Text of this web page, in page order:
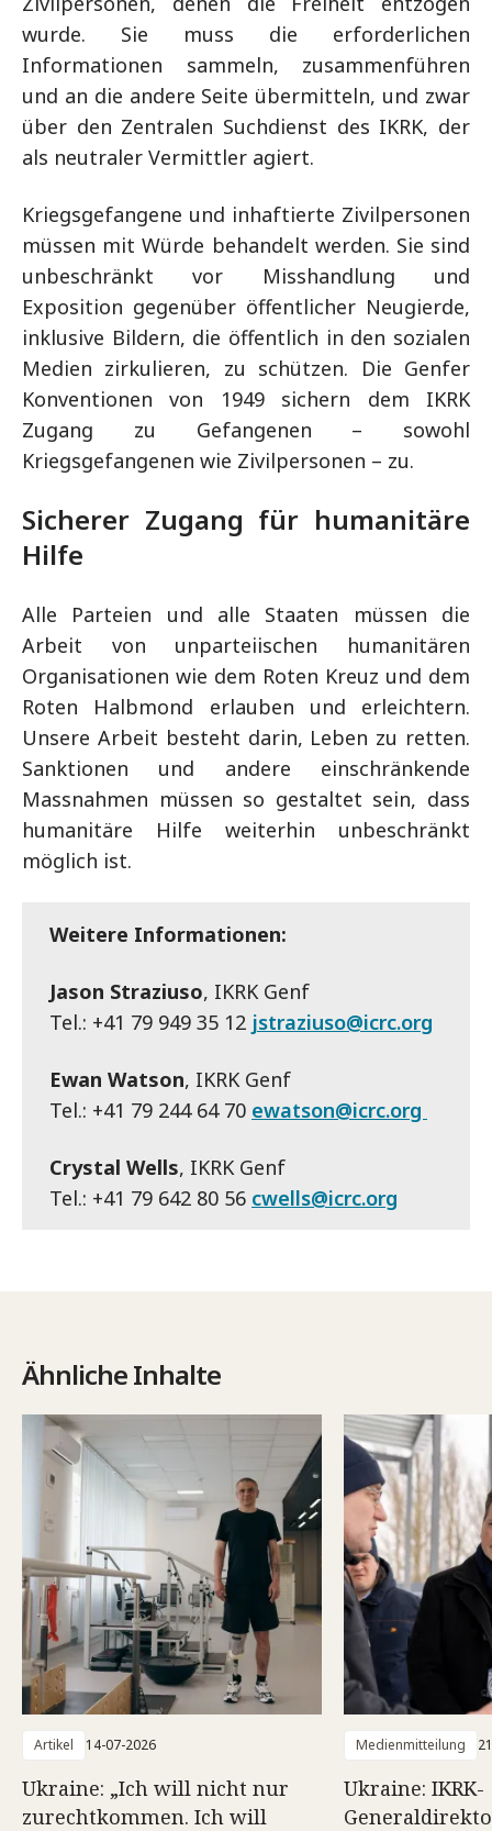
wurde. Sie muss die erforderlichen
Informationen sammeln, zusammenführen
und an die andere Seite übermitteln, und zwar
über den Zentralen Suchdienst des IKRK, der
als neutraler Vermittler agiert.
Kriegsgefangene und inhaftierte Zivilpersonen
müssen mit Würde behandelt werden. Sie sind
unbeschränkt vor Misshandlung und
Exposition gegenüber öffentlicher Neugierde,
inklusive Bildern, die öffentlich in den sozialen
Medien zirkulieren, zu schützen. Die Genfer
Konventionen von 1949 sichern dem IKRK
Zugang zu Gefangenen – sowohl
Kriegsgefangenen wie Zivilpersonen – zu.
Sicherer Zugang für humanitäre
Hilfe
Alle Parteien und alle Staaten müssen die
Arbeit von unparteiischen humanitären
Organisationen wie dem Roten Kreuz und dem
Roten Halbmond erlauben und erleichtern.
Unsere Arbeit besteht darin, Leben zu retten.
Sanktionen und andere einschränkende
Massnahmen müssen so gestaltet sein, dass
humanitäre Hilfe weiterhin unbeschränkt
möglich ist.
Weitere Informationen:
Jason Straziuso, IKRK Genf
Tel.: +41 79 949 35 12 jstraziuso@icrc.org
Ewan Watson, IKRK Genf
Tel.: +41 79 244 64 70 ewatson@icrc.org
Crystal Wells, IKRK Genf
Tel.: +41 79 642 80 56 cwells@icrc.org
Ähnliche Inhalte
Artikel 14-07-2026
Ukraine: „Ich will nicht nur
zurechtkommen. Ich will
Medienmitteilung
Ukraine: IKRK-